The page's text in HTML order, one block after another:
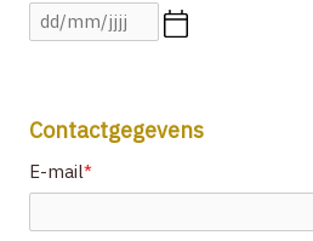
Contactgegevens
E-mail*